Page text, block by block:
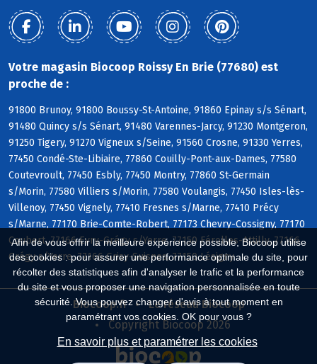
Afin de vous offrir la meilleure expérience possible, Biocoop utilise
des cookies : pour assurer une performance optimale du site, pour
récolter des statistiques afin d'analyser le trafic et la performance
du site et vous proposer une navigation personnalisée en toute
sécurité. Vous pouvez changer d'avis à tout moment en
paramétrant vos cookies. OK pour vous ?
En savoir plus et paramétrer les cookies
Votre magasin Biocoop Roissy En Brie (77680) est
proche de :
91800 Brunoy, 91800 Boussy-St-Antoine, 91860 Epinay s/s Sénart,
91480 Quincy s/s Sénart, 91480 Varennes-Jarcy, 91230 Montgeron,
91250 Tigery, 91270 Vigneux s/Seine, 91560 Crosne, 91330 Yerres,
77450 Condé-Ste-Libiaire, 77860 Couilly-Pont-aux-Dames, 77580
Coutevroult, 77450 Esbly, 77450 Montry, 77860 St-Germain
s/Morin, 77580 Villiers s/Morin, 77580 Voulangis, 77450 Isles-lès-
Villenoy, 77450 Vignely, 77410 Fresnes s/Marne, 77410 Précy
s/Marne, 77170 Brie-Comte-Robert, 77173 Chevry-Cossigny, 77170
Coubert, 77166 Evry-Grégy s/Yerre, 77150 Férolles-Attilly, 77166
Grégy s/Yerre, 77166 Grisy-Suisnes, 77150 Lésigny
Biocoop.fr
Le réseau Biocoop
Copyright Biocoop 2026